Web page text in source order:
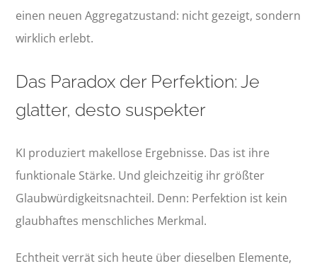
einen neuen Aggregatzustand: nicht gezeigt, sondern
wirklich erlebt.
Das Paradox der Perfektion: Je
glatter, desto suspekter
KI produziert makellose Ergebnisse. Das ist ihre
funktionale Stärke. Und gleichzeitig ihr größter
Glaubwürdigkeitsnachteil. Denn: Perfektion ist kein
glaubhaftes menschliches Merkmal.
Echtheit verrät sich heute über dieselben Elemente,